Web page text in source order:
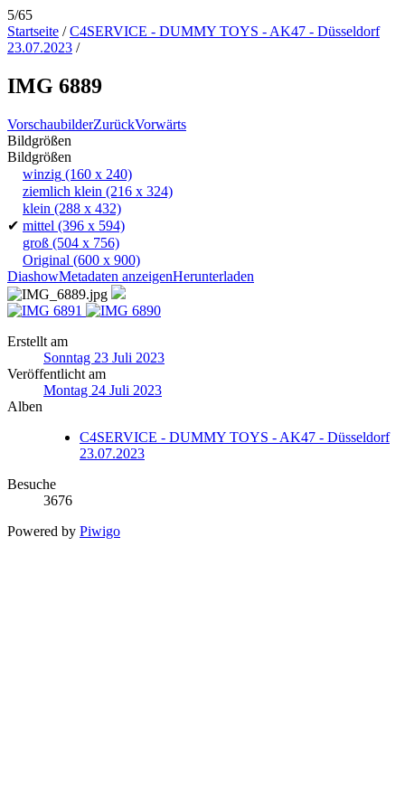
5/65
Startseite /C4SERVICE - DUMMY TOYS - AK47 - Düsseldorf
23.07.2023 /
IMG 6889
VorschaubilderZurückVorwärts
Bildgrößen
Bildgrößen
winzig (160 x 240)
ziemlich klein (216 x 324)
klein (288 x 432)
✔ mittel (396 x 594)
groß (504 x 756)
Original (600 x 900)
DiashowMetadaten anzeigenHerunterladen
Erstellt am
Sonntag 23 Juli 2023
Veröffentlicht am
Montag 24 Juli 2023
Alben
C4SERVICE - DUMMY TOYS - AK47 - Düsseldorf
23.07.2023
Besuche
3676
Powered by Piwigo